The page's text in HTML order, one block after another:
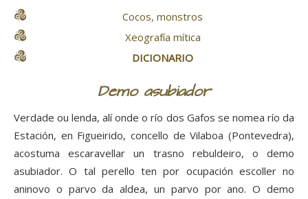
Cocos, monstros
Xeografía mítica
DICIONARIO
Demo asubiador
Verdade ou lenda, alí onde o río dos Gafos se nomea río da
Estación, en Figueirido, concello de Vilaboa (Pontevedra),
acostuma escaravellar un trasno rebuldeiro, o demo
asubiador. O tal perello ten por ocupación escoller no
aninovo o parvo da aldea, un parvo por ano. O demo